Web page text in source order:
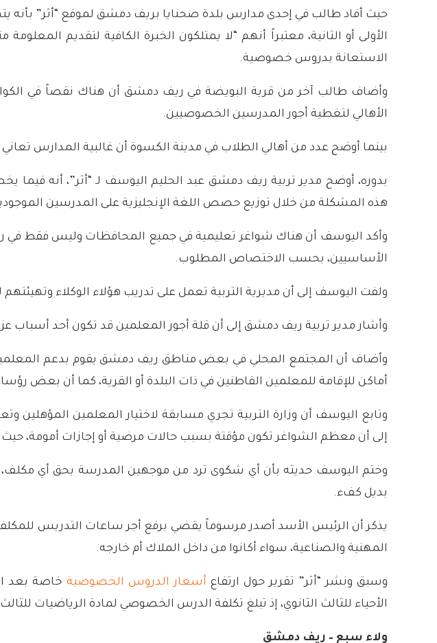
حيث أفاد طالب في إحدى مدارس بلدة صحنايا بريف دمشق لموقع “أثر” بأنه
الأولى أو الثانية، معتبراً أنهم “لا يمتلكون الخبرة الكافية لتقديم
الاستعانة بدروس خصوصية.
وأضاف طالب آخر من قرية البويضة في ريف دمشق أن هناك نقصاً في الكوادر
الأهالي لتغطية أجور المدرسين الخصوصيين.
بينما أوضح عدد من أهالي الطلاب في مدينة الكسوة أن غالبية المدارس
بدوره، أوضح مدير تربية ريف دمشق عبد الحليم اليوسف لـ “أثر”، أنه
هذه المشكلة من خلال توزيع حصص اللغة الإنجليزية على المدرسين
وأكد اليوسف أن هناك شواغر تعليمية في جميع المحافظات وليس فقط في
الأساسيين، بحسب الاختصاص المطلوب.
ولفت اليوسف إلى أن مديرية التربية تعمل على تدريب هؤلاء الوكلاء
وأشار مدير تربية ريف دمشق إلى أن قلة أجور المعلمين قد تكون أحد أسباب
وأضاف أن المجتمع المحلي في بعض مناطق ريف دمشق يقوم بدعم المعلمين
أماكن للإقامة للمعلمين القاطنين في ذات البلدة أو القرية، كما أن بعض
إلى أن معظم الشواغر تكون مؤقتة بسبب حالات مرضية أو إجازات أمومة، حيث
وختم اليوسف حديثه بأن أي شكوى ترد من موجهين المدرسة بحق أي مكلف،
بديل كفء.
يذكر أن الرئيس الأسد أصدر مرسوماً يقضي برفع أجر ساعات التدريس
المهنية والصناعية، سواء أكانوا من داخل الملاك أم خارجه.
وسبق ونشر “أثر” تقرير حول ارتفاع أسعار الدروس الخصوصية خاصة بعد
الأحياء للثالث الثانوي، إذ تبلغ تكلفة الدرس الخصوصي لمادة الرياضيات للثالث الثانوي 100 ألف ليرة سورية
ولاء سبع – ريف دمشق